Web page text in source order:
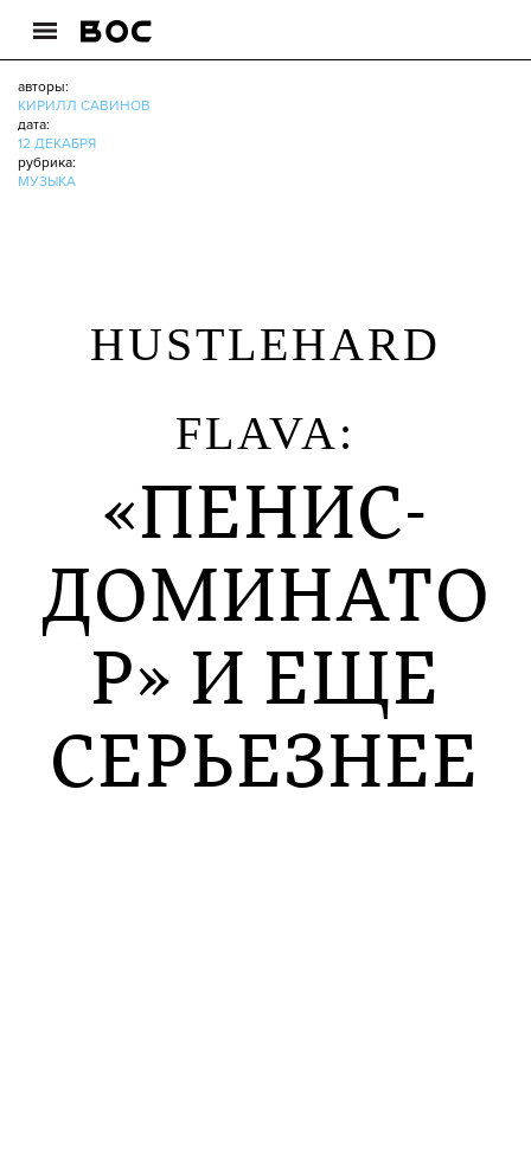
авторы:
КИРИЛЛ САВИНОВ
дата:
12 ДЕКАБРЯ
рубрика:
МУЗЫКА
HUSTLEHARD
FLAVA:
«ПЕНИС-
ДОМИНАТО
Р» И ЕЩЕ
СЕРЬЕЗНЕЕ